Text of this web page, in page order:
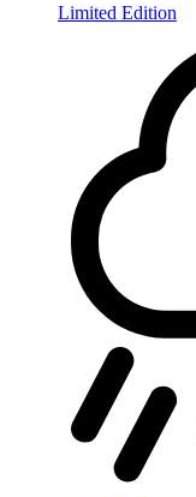
Limited Edition